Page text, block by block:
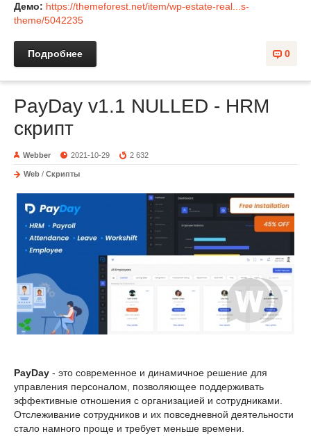
Демо: https://themeforest.net/item/wp-estate-real...s-
theme/5042235
0
Подробнее
PayDay v1.1 NULLED - HRM
скрипт
Webber 2021-10-29 2 632
Web / Скрипты
PayDay - это современное и динамичное решение для
управления персоналом, позволяющее поддерживать
эффективные отношения с организацией и сотрудниками.
Отслеживание сотрудников и их повседневной деятельности
стало намного проще и требует меньше времени.